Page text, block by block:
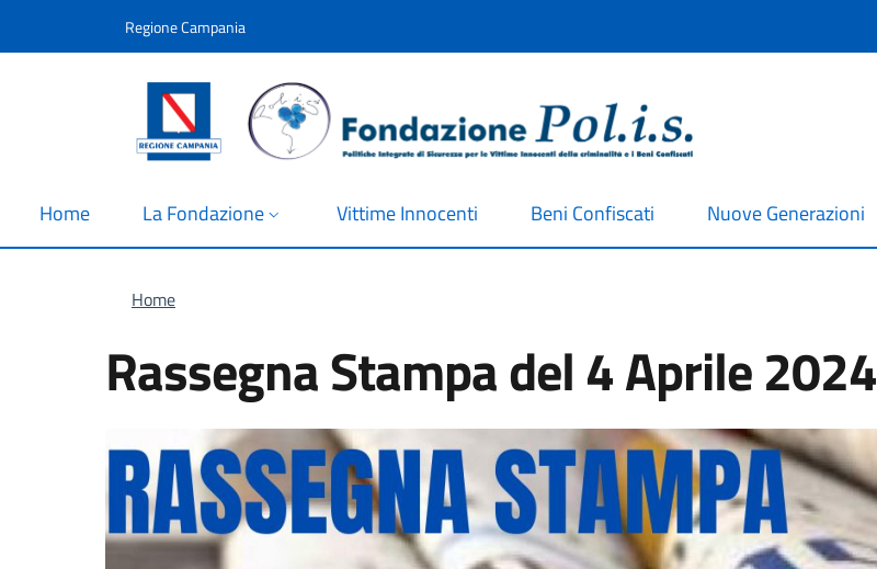
Regione Campania
Home La Fondazione Vittime Innocenti Beni Confiscati Nuove Generazioni
Briciole di pane
Home
Rassegna Stampa del 4 Aprile 2024